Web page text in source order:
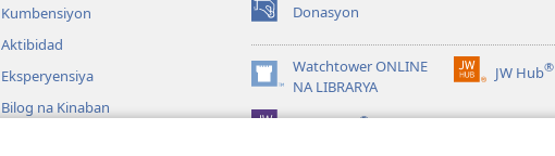
Kumbensiyon
Aktibidad
Eksperyensiya
Bilog na Kinaban
Donasyon
(opens
new
window)Watchtower ONLINE
NA LIBRARYA
(opens
new
JW Hub®
(opens
window)
®